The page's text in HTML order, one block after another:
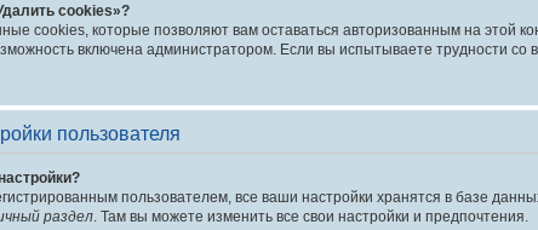
cookies»?
cookies, которые позволяют вам оставаться авторизованным на этой
включена администратором. Если вы испытываете трудности
пользователя
пользователем, все ваши настройки хранятся в базе
раздел . Там вы можете изменить все свои настройки и предпочтения.